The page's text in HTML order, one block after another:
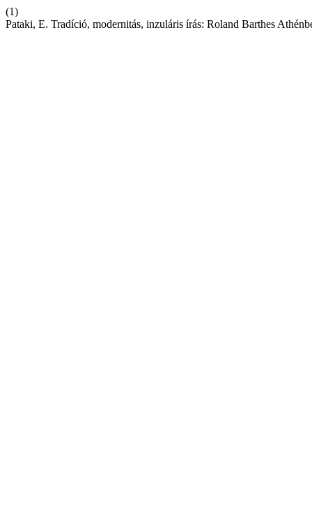
(1)
Pataki, E. Tradíció, modernitás, inzuláris írás: Roland Barthes